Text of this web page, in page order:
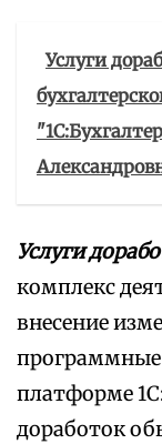
Услуги
Услуги
комплекс
внесение
программные
платформе
доработок